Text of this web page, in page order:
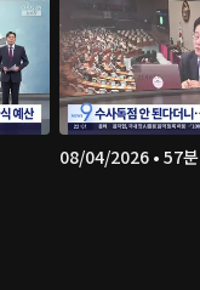
08/04/2026 • 57분